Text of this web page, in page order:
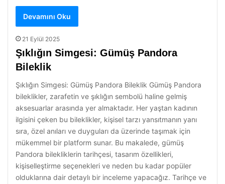
Devamını Oku
21 Eylül 2025
Şıklığın Simgesi: Gümüş Pandora
Bileklik
Şıklığın Simgesi: Gümüş Pandora Bileklik Gümüş Pandora
bileklikler, zarafetin ve şıklığın sembolü haline gelmiş
aksesuarlar arasında yer almaktadır. Her yaştan kadının
ilgisini çeken bu bileklikler, kişisel tarzı yansıtmanın yanı
sıra, özel anıları ve duyguları da üzerinde taşımak için
mükemmel bir platform sunar. Bu makalede, gümüş
Pandora bilekliklerin tarihçesi, tasarım özellikleri,
kişiselleştirme seçenekleri ve neden bu kadar popüler
olduklarına dair detaylı bir inceleme yapacağız. Tarihçe ve